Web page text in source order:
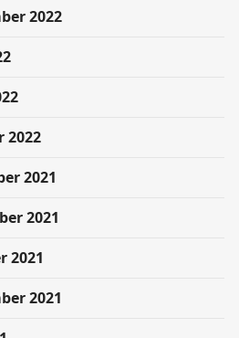
2022
2022
2021
2021
2021
2021